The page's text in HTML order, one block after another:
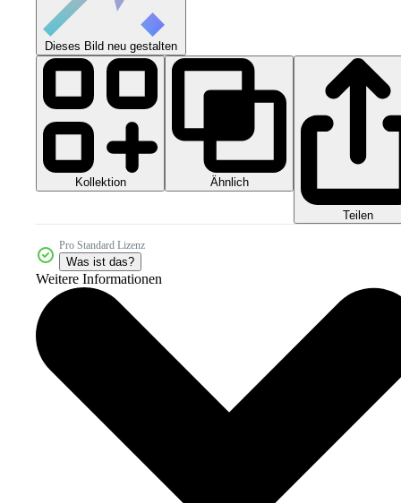
Dieses Bild neu gestalten
Kollektion Ähnlich
Teilen
Pro Standard Lizenz
Was ist das?
Weitere Informationen